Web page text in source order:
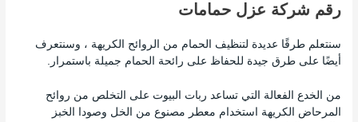
رقم شركة عزل حمامات
سنتعلم طرقًا عديدة لتنظيف الحمام من الروائح الكريهة ، وسنتعرف
أيضًا على طرق جيدة للحفاظ على رائحة الحمام جميلة باستمرار.
من الخدع الفعالة التي تساعد ربات البيوت على التخلص من روائح
المرحاض الكريهة استخدام معطر مصنوع من الخل وصودا الخبز